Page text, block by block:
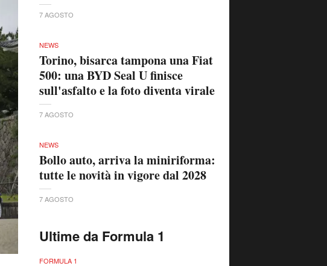
7 AGOSTO
NEWS
Torino, bisarca tampona una Fiat
500: una BYD Seal U finisce
sull'asfalto e la foto diventa virale
7 AGOSTO
NEWS
Bollo auto, arriva la miniriforma:
tutte le novità in vigore dal 2028
7 AGOSTO
Ultime da Formula 1
FORMULA 1